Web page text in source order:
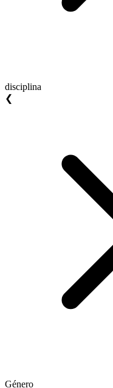
disciplina
❮
Género